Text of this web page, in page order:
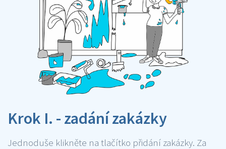
Krok I. - zadání zakázky
Jednoduše klikněte na tlačítko přidání zakázky. Za